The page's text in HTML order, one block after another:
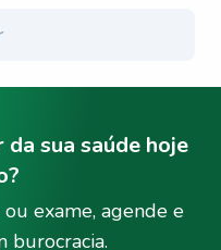
sua saúde hoje
exame, agende e
burocracia.